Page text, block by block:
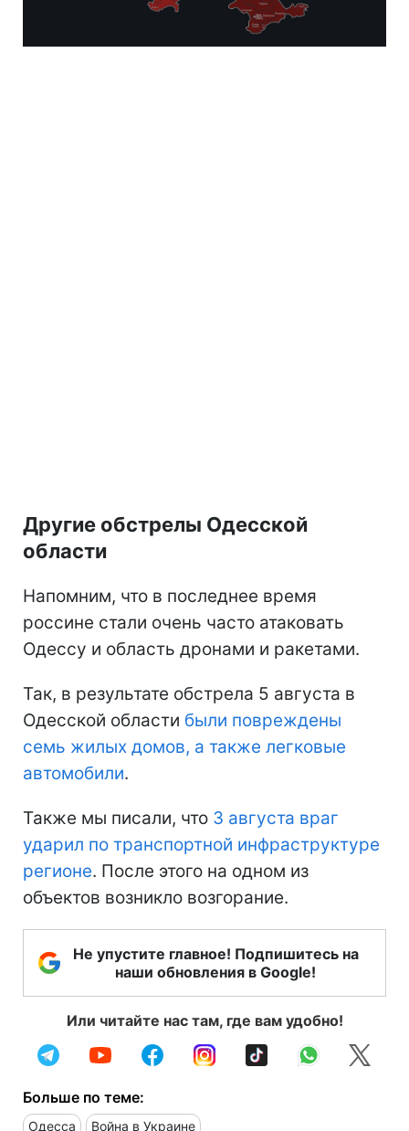
Другие обстрелы Одесской
области
Напомним, что в последнее время
россине стали очень часто атаковать
Одессу и область дронами и ракетами.
Так, в результате обстрела 5 августа в
Одесской области были повреждены
семь жилых домов, а также легковые
автомобили.
Также мы писали, что 3 августа враг
ударил по транспортной инфраструктуре
регионе. После этого на одном из
объектов возникло возгорание.
Не упустите главное! Подпишитесь на
наши обновления в Google!
Или читайте нас там, где вам удобно!
Больше по теме:
Одесса Война в Украине